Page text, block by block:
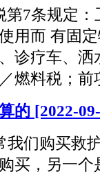
第7条规定
用而 有固
诊疗车、洒
燃料税；前
的 [2022-
我们购买救
买，另一个